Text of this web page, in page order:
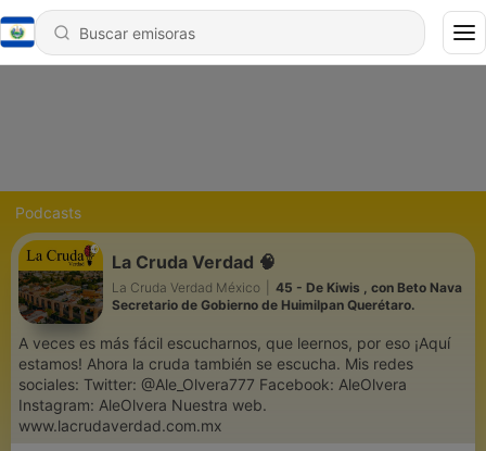
Podcasts
La Cruda Verdad 🧠
La Cruda Verdad México
45 - De Kiwis , con Beto Nava
Secretario de Gobierno de Huimilpan Querétaro.
A veces es más fácil escucharnos, que leernos, por eso ¡Aquí
estamos! Ahora la cruda también se escucha. Mis redes
sociales: Twitter: @Ale_Olvera777 Facebook: AleOlvera
Instagram: AleOlvera Nuestra web.
www.lacrudaverdad.com.mx